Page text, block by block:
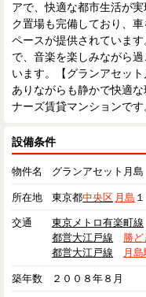
アで、快適な都市生活が
ク置場も完備しており、
ペースが提供されていま
で、音楽を楽しみながら
います。【グランアセッ
ありながらも静かで快適
ナーズ賃貸マンションです
設備条件
物件名 グランアセット月島
所在地 東京都中央区 月島
交通 東京メトロ有楽町線
都営大江戸線
勝ど
都営大江戸線
月島
築年数 ２００８年８月